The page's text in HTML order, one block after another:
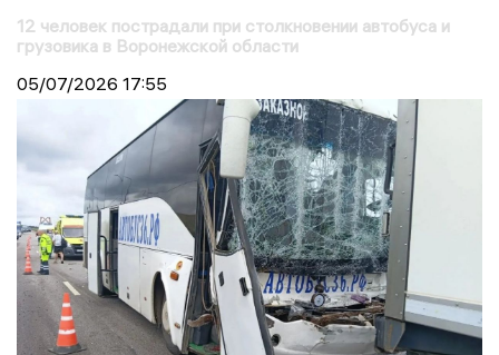
12 человек пострадали при столкновении автобуса и
грузовика в Воронежской области
05/07/2026 17:55